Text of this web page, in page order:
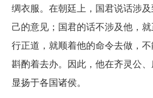
绸衣服。在朝廷上，国君说话涉
己的意见；国君的话不涉及他，
行正道，就顺着他的命令去做，
斟酌着去办。因此，他在齐灵公
显扬于各国诸侯。